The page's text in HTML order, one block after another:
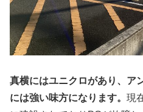
真横にはユニクロがあり、ア
には強い味方になります。 現